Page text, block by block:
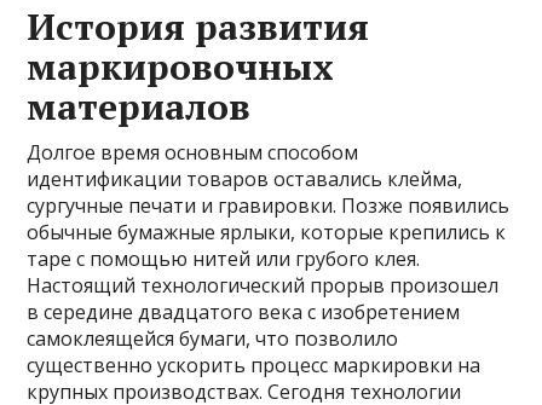
История развития
маркировочных
материалов
Долгое время основным способом
идентификации товаров оставались клейма,
сургучные печати и гравировки. Позже появились
обычные бумажные ярлыки, которые крепились к
таре с помощью нитей или грубого клея.
Настоящий технологический прорыв произошел
в середине двадцатого века с изобретением
самоклеящейся бумаги, что позволило
существенно ускорить процесс маркировки на
крупных производствах. Сегодня технологии